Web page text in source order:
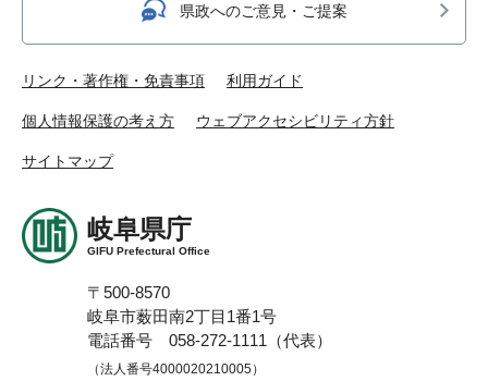
県政へのご意見・ご提案
リンク・著作権・免責事項 利用ガイド
個人情報保護の考え方 ウェブアクセシビリティ方針
サイトマップ
岐阜県庁
GIFU Prefectural Office
〒500-8570
岐阜市薮田南2丁目1番1号
電話番号 058-272-1111（代表）
（法人番号4000020210005）